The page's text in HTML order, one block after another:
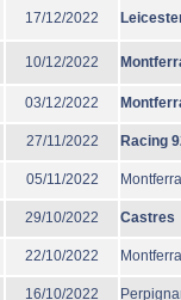
17/12/2022
10/12/2022
03/12/2022
27/11/2022 Racing
05/11/2022
29/10/2022 Castres
22/10/2022
16/10/2022